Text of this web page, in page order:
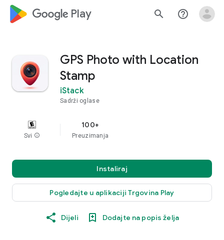
google_logo Play search help_outline
GPS Photo with Location
Stamp
iStack
Sadrži oglase
Svi info
100+
Preuzimanja
Instaliraj
Pogledajte u aplikaciji Trgovina Play
Dijeli Dodajte na popis želja